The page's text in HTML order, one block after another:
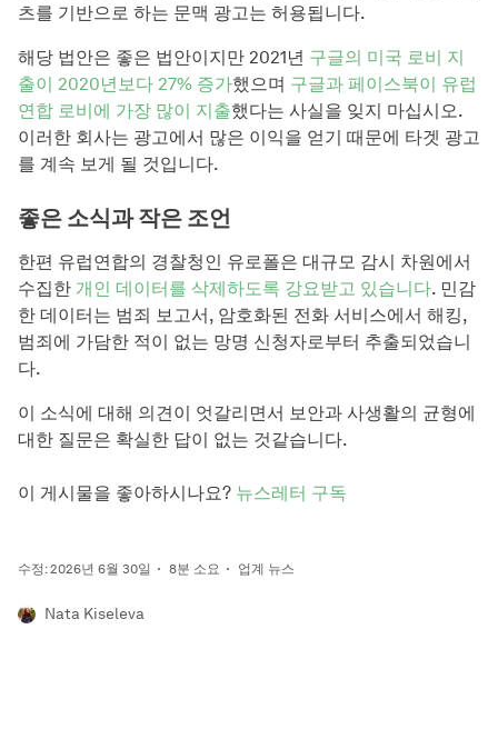
츠를 기반으로 하는 문맥 광고는 허용됩니다.
해당 법안은 좋은 법안이지만 2021년 구글의 미국 로비 지
출이 2020년보다 27% 증가했으며 구글과 페이스북이 유럽
연합 로비에 가장 많이 지출했다는 사실을 잊지 마십시오.
이러한 회사는 광고에서 많은 이익을 얻기 때문에 타겟 광고
를 계속 보게 될 것입니다.
좋은 소식과 작은 조언
한편 유럽연합의 경찰청인 유로폴은 대규모 감시 차원에서
수집한 개인 데이터를 삭제하도록 강요받고 있습니다. 민감
한 데이터는 범죄 보고서, 암호화된 전화 서비스에서 해킹,
범죄에 가담한 적이 없는 망명 신청자로부터 추출되었습니
다.
이 소식에 대해 의견이 엇갈리면서 보안과 사생활의 균형에
대한 질문은 확실한 답이 없는 것같습니다.
이 게시물을 좋아하시나요? 뉴스레터 구독
수정: 2026년 6월 30일 8분 소요 업계 뉴스
Nata Kiseleva